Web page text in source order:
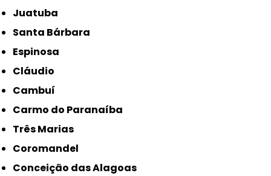
Juatuba
Santa Bárbara
Espinosa
Cláudio
Cambuí
Carmo do Paranaíba
Três Marias
Coromandel
Conceição das Alagoas